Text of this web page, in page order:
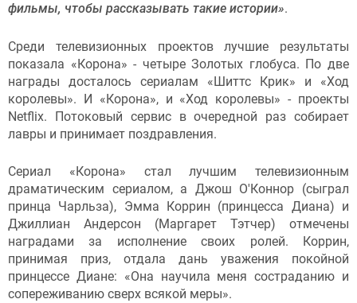
фильмы, чтобы рассказывать такие истории».
Среди телевизионных проектов лучшие результаты
показала «Корона» - четыре Золотых глобуса. По две
награды досталось сериалам «Шиттс Крик» и «Ход
королевы». И «Корона», и «Ход королевы» - проекты
Netflix. Потоковый сервис в очередной раз собирает
лавры и принимает поздравления.
Сериал «Корона» стал лучшим телевизионным
драматическим сериалом, а Джош О'Коннор (сыграл
принца Чарльза), Эмма Коррин (принцесса Диана) и
Джиллиан Андерсон (Маргарет Тэтчер) отмечены
наградами за исполнение своих ролей. Коррин,
принимая приз, отдала дань уважения покойной
принцессе Диане: «Она научила меня состраданию и
сопереживанию сверх всякой меры».